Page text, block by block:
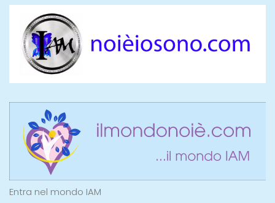
Entra nel mondo IAM